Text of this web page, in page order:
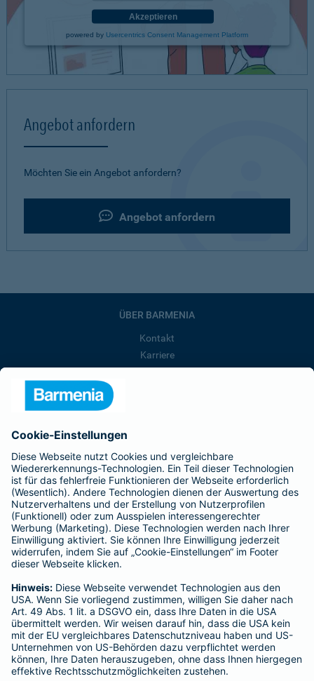
Akzeptieren
powered by Usercentrics Consent Management Platform
Angebot anfordern
Möchten Sie ein Angebot anfordern?
Angebot anfordern
ÜBER BARMENIA
Kontakt
Karriere
Presse
Barmenia ist Teil der BarmeniaGothaer
BELIEBTE SEITEN
Kranken-Zusatzversicherung
Tierversicherungen
Haftpflichtversicherung
Hausratversicherung
Adresse ändern
Schaden melden
Kilometerstandsmeldung
Serviceübersicht